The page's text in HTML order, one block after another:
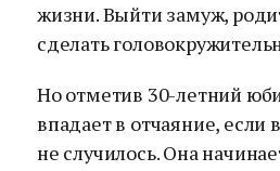
жизни. Выйти замуж,
сделать
Но отметив 30-летний
впадает в отчаяние, если
не случилось. Она